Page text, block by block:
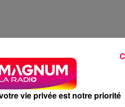
vie privée est notre priorité